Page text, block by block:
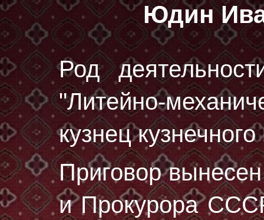
Юдин
Род
"Литейно-
кузнец
Приговор
и Прокурора